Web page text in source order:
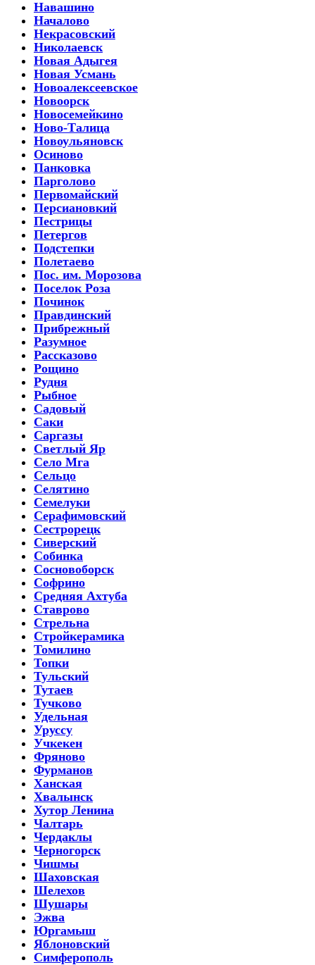
Навашино
Началово
Некрасовский
Николаевск
Новая Адыгея
Новая Усмань
Новоалексеевское
Новоорск
Новосемейкино
Ново-Талица
Новоульяновск
Осиново
Панковка
Парголово
Первомайский
Персиановкий
Пестрицы
Петергов
Подстепки
Полетаево
Пос. им. Морозова
Поселок Роза
Починок
Правдинский
Прибрежный
Разумное
Рассказово
Рощино
Рудня
Рыбное
Садовый
Саки
Саргазы
Светлый Яр
Село Мга
Сельцо
Селятино
Семелуки
Серафимовский
Сестрорецк
Сиверский
Собинка
Сосновоборск
Софрино
Средняя Ахтуба
Ставрово
Стрельна
Стройкерамика
Томилино
Топки
Тульский
Тутаев
Тучково
Удельная
Уруссу
Учкекен
Фряново
Фурманов
Ханская
Хвалынск
Хутор Ленина
Чалтарь
Чердаклы
Черногорск
Чишмы
Шаховская
Шелехов
Шушары
Эжва
Юргамыш
Яблоновский
Симферополь